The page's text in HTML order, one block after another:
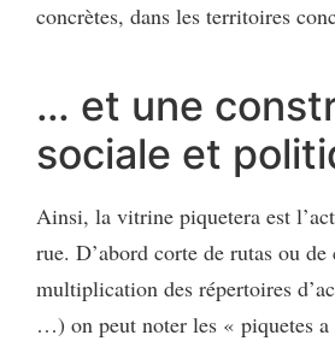
concrètes, dans les territoires
… et une
sociale et
Ainsi, la vitrine piquetera est
rue. D’abord corte de rutas ou
multiplication des répertoires
…) on peut noter les « piquetes a